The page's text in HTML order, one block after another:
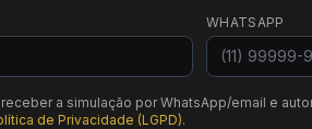
WHATSAPP
a simulação por WhatsApp/email e
de Privacidade (LGPD).